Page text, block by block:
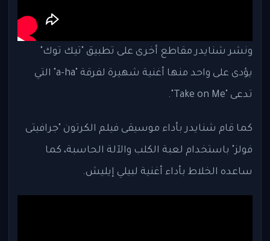
ونشر شنايدر مقاطع أخرى على تطبيق "تيك توك"
يؤدى على واحد منها أغنية شهيرة لفرقة "a-ha" التي
تدعى "Take on Me".
كما قام شنايدر بأداء موسيقى فيلم الكرتون "جرافيتى
فولز" باستخدام لعبة الكلب والآلة الحاسبة، كما
ساعده الخلاط بأداء أغنية لبيلي إيليش.